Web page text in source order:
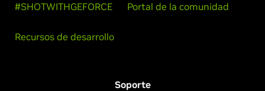
#SHOTWITHGEFORCE Portal de la comunidad
Recursos de desarrollo
Soporte